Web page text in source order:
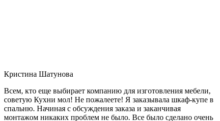
Кристина Шатунова
Всем, кто еще выбирает компанию для изготовления мебели,
советую Кухни мол! Не пожалеете! Я заказывала шкаф-купе в
спальню. Начиная с обсуждения заказа и заканчивая
монтажом никаких проблем не было. Все было сделано очень